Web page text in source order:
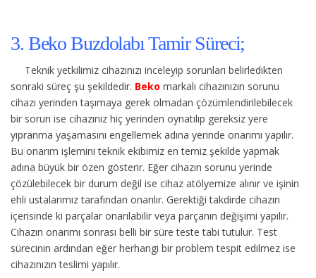
3. Beko Buzdolabı Tamir Süreci;
Teknik yetkilimiz cihazınızı inceleyip sorunları belirledikten
sonraki süreç şu şekildedir. Beko markalı cihazınızın sorunu
cihazı yerinden taşımaya gerek olmadan çözümlendirilebilecek
bir sorun ise cihazınız hiç yerinden oynatılıp gereksiz yere
yıpranma yaşamasını engellemek adına yerinde onarımı yapılır.
Bu onarım işlemini teknik ekibimiz en temiz şekilde yapmak
adına büyük bir özen gösterir. Eğer cihazın sorunu yerinde
çözülebilecek bir durum değil ise cihaz atölyemize alınır ve işinin
ehli ustalarımız tarafından onarılır. Gerektiği takdirde cihazın
içerisinde ki parçalar onarılabilir veya parçanın değişimi yapılır.
Cihazın onarımı sonrası belli bir süre teste tabi tutulur. Test
sürecinin ardından eğer herhangi bir problem tespit edilmez ise
cihazınızın teslimi yapılır.